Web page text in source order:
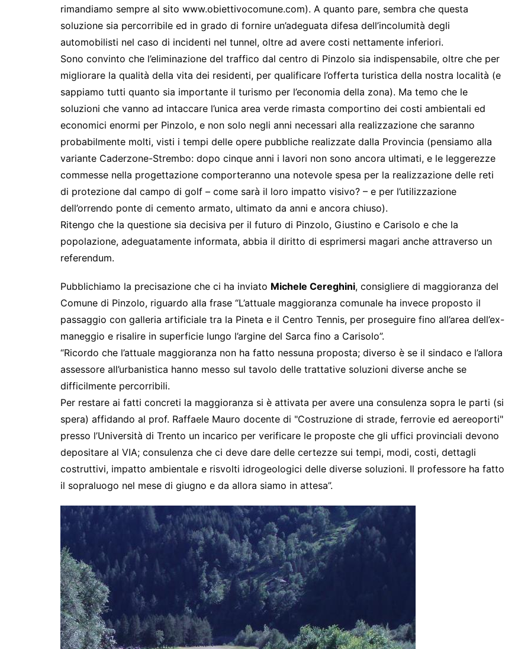
rimandiamo sempre al sito www.obiettivocomune.com). A quanto pare, sembra che questa
soluzione sia percorribile ed in grado di fornire un’adeguata difesa dell’incolumità degli
automobilisti nel caso di incidenti nel tunnel, oltre ad avere costi nettamente inferiori.
Sono convinto che l’eliminazione del traffico dal centro di Pinzolo sia indispensabile, oltre che per
migliorare la qualità della vita dei residenti, per qualificare l’offerta turistica della nostra località (e
sappiamo tutti quanto sia importante il turismo per l’economia della zona). Ma temo che le
soluzioni che vanno ad intaccare l’unica area verde rimasta comportino dei costi ambientali ed
economici enormi per Pinzolo, e non solo negli anni necessari alla realizzazione che saranno
probabilmente molti, visti i tempi delle opere pubbliche realizzate dalla Provincia (pensiamo alla
variante Caderzone-Strembo: dopo cinque anni i lavori non sono ancora ultimati, e le leggerezze
commesse nella progettazione comporteranno una notevole spesa per la realizzazione delle reti
di protezione dal campo di golf – come sarà il loro impatto visivo? – e per l’utilizzazione
dell’orrendo ponte di cemento armato, ultimato da anni e ancora chiuso).
Ritengo che la questione sia decisiva per il futuro di Pinzolo, Giustino e Carisolo e che la
popolazione, adeguatamente informata, abbia il diritto di esprimersi magari anche attraverso un
referendum.
Pubblichiamo la precisazione che ci ha inviato Michele Cereghini, consigliere di maggioranza del
Comune di Pinzolo, riguardo alla frase “L’attuale maggioranza comunale ha invece proposto il
passaggio con galleria artificiale tra la Pineta e il Centro Tennis, per proseguire fino all’area dell’ex-
maneggio e risalire in superficie lungo l’argine del Sarca fino a Carisolo”.
“Ricordo che l’attuale maggioranza non ha fatto nessuna proposta; diverso è se il sindaco e l’allora
assessore all’urbanistica hanno messo sul tavolo delle trattative soluzioni diverse anche se
difficilmente percorribili.
Per restare ai fatti concreti la maggioranza si è attivata per avere una consulenza sopra le parti (si
spera) affidando al prof. Raffaele Mauro docente di "Costruzione di strade, ferrovie ed aereoporti"
presso l’Università di Trento un incarico per verificare le proposte che gli uffici provinciali devono
depositare al VIA; consulenza che ci deve dare delle certezze sui tempi, modi, costi, dettagli
costruttivi, impatto ambientale e risvolti idrogeologici delle diverse soluzioni. Il professore ha fatto
il sopraluogo nel mese di giugno e da allora siamo in attesa”.